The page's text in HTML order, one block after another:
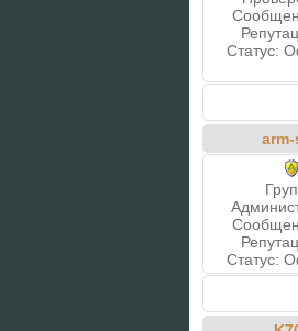
Статус:
Статус: